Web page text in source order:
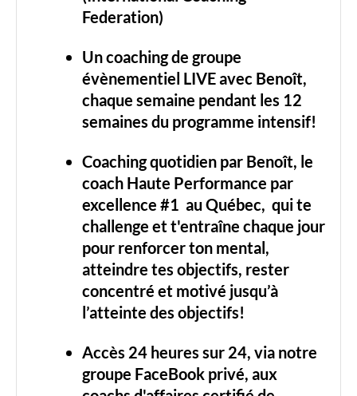
Federation)
Un coaching de groupe
évènementiel LIVE avec Benoît,
chaque semaine pendant les 12
semaines du programme intensif!
Coaching quotidien par Benoît, le
coach Haute Performance par
excellence #1 au Québec, qui te
challenge et t'entraîne chaque jour
pour renforcer ton mental,
atteindre tes objectifs, rester
concentré et motivé jusqu’à
l’atteinte des objectifs!
Accès 24 heures sur 24, via notre
groupe FaceBook privé, aux